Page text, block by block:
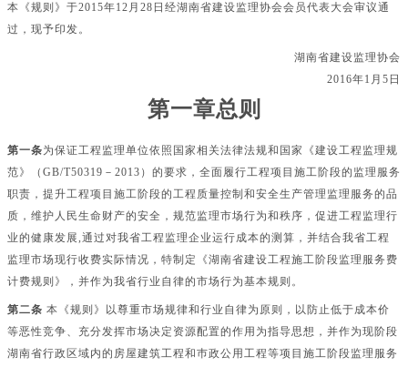
本《规则》于2015年12月28日经湖南省建设监理协会会员代表大会审议通
过，现予印发。
湖南省建设监理协会
2016年1月5日
第一章总则
第一条为保证工程监理单位依照国家相关法律法规和国家《建设工程监理规
范》（ GB/T50319－2013）的要求，全面履行工程项目施工阶段的监理服务
职责，提升工程项目施工阶段的工程质量控制和安全生产管理监理服务的品
质，维护人民生命财产的安全，规范监理市场行为和秩序，促进工程监理行
业的健康发展,通过对我省工程监理企业运行成本的测算，并结合我省工程
监理市场现行收费实际情况，特制定《湖南省建设工程施工阶段监理服务费
计费规则》，并作为我省行业自律的市场行为基本规则。
第二条 本《规则》以尊重市场规律和行业自律为原则，以防止低于成本价
等恶性竞争、充分发挥市场决定资源配置的作用为指导思想，并作为现阶段
湖南省行政区域内的房屋建筑工程和巿政公用工程等项目施工阶段监理服务